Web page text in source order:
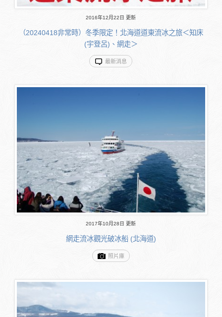
2016年12月22日 更新
（20240418非常時）冬季限定！北海道道東流冰之旅＜知床
(宇登呂)、網走＞
最新消息
2017年10月28日 更新
網走流冰觀光破冰船 (北海道)
照片庫